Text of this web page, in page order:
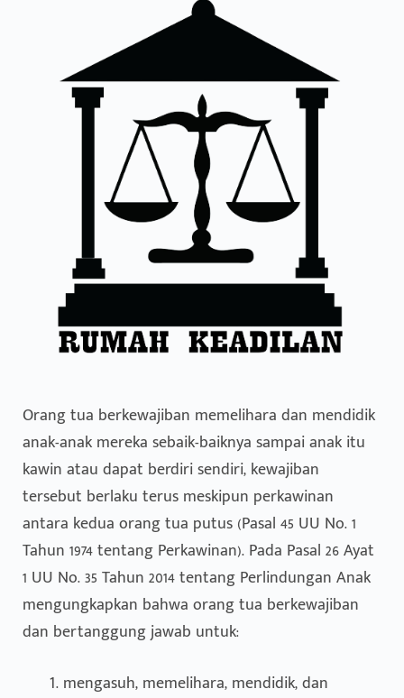
Orang tua berkewajiban memelihara dan mendidik
anak-anak mereka sebaik-baiknya sampai anak itu
kawin atau dapat berdiri sendiri, kewajiban
tersebut berlaku terus meskipun perkawinan
antara kedua orang tua putus (Pasal 45 UU No. 1
Tahun 1974 tentang Perkawinan). Pada Pasal 26 Ayat
1 UU No. 35 Tahun 2014 tentang Perlindungan Anak
mengungkapkan bahwa orang tua berkewajiban
dan bertanggung jawab untuk:
mengasuh, memelihara, mendidik, dan